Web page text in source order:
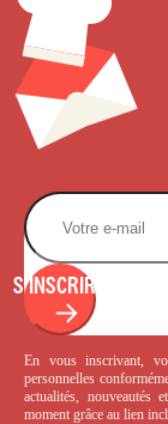
S'INSCRIRE
En vous inscrivant,
personnelles
actualités, nouveautés
moment grâce au lien